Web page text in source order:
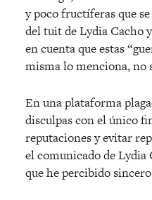
y poco fructíferas que
del tuit de Lydia Cacho
en cuenta que estas
misma lo menciona, no
En una plataforma
disculpas con el único
reputaciones y evitar
el comunicado de Lydia
que he percibido